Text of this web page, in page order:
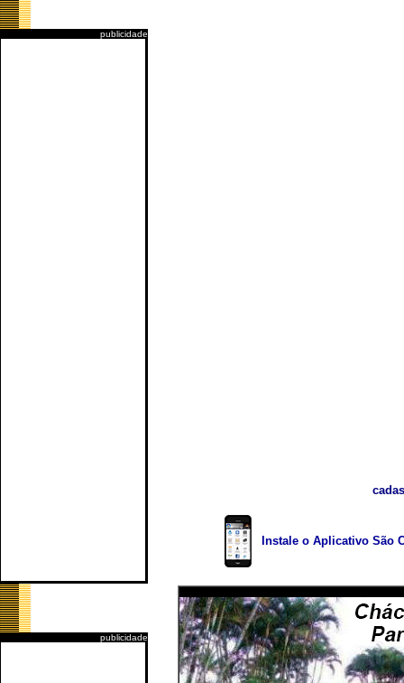
publicidade
publicidade
Instale o Aplicativo São